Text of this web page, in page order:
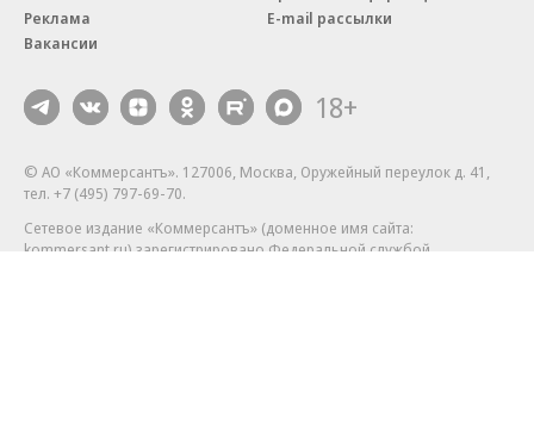
Реклама
Вакансии
E-mail рассылки
18+
© АО «Коммерсантъ». 127006, Москва, Оружейный переулок д. 41,
тел. +7 (495) 797-69-70.
Сетевое издание «Коммерсантъ» (доменное имя сайта:
kommersant.ru) зарегистрировано Федеральной службой